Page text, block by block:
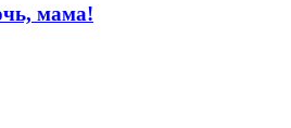
мама!